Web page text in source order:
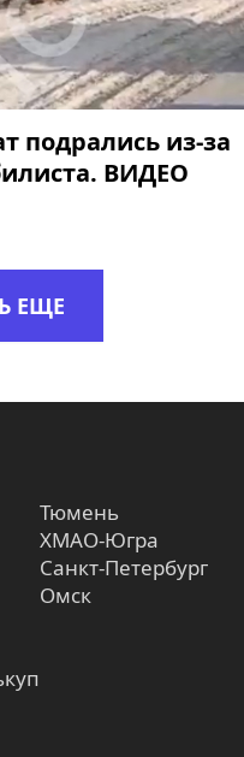
подрались из-за
ВИДЕО
ЕЩЕ
Тюмень
ХМАО-Югра
Санкт-Петербург
Омск